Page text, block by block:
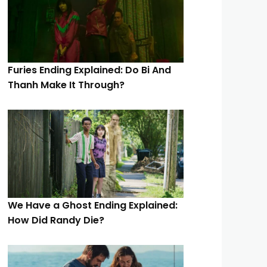
Furies Ending Explained: Do Bi And
Thanh Make It Through?
We Have a Ghost Ending Explained:
How Did Randy Die?